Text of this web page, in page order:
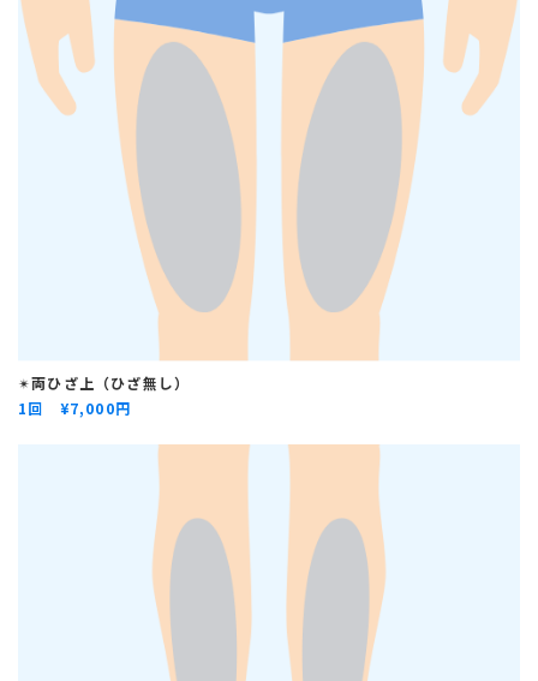
✴︎両ひざ上（ひざ無し）
1回 ¥7,000円